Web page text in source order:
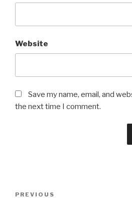
Website
Save my name, email, and
the next time I comment.
Previous
PREVIOUS